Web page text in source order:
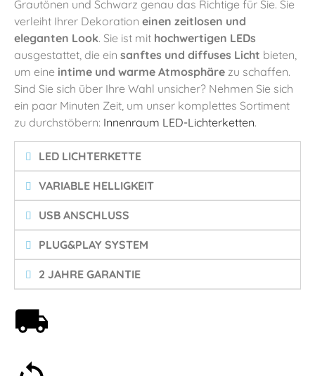
Grautönen und Schwarz genau das Richtige für Sie. Sie
verleiht Ihrer Dekoration einen zeitlosen und
eleganten Look. Sie ist mit hochwertigen LEDs
ausgestattet, die ein sanftes und diffuses Licht bieten,
um eine intime und warme Atmosphäre zu schaffen.
Sind Sie sich über Ihre Wahl unsicher? Nehmen Sie sich
ein paar Minuten Zeit, um unser komplettes Sortiment
zu durchstöbern: Innenraum LED-Lichterketten.
LED LICHTERKETTE
VARIABLE HELLIGKEIT
USB ANSCHLUSS
PLUG&PLAY SYSTEM
2 JAHRE GARANTIE